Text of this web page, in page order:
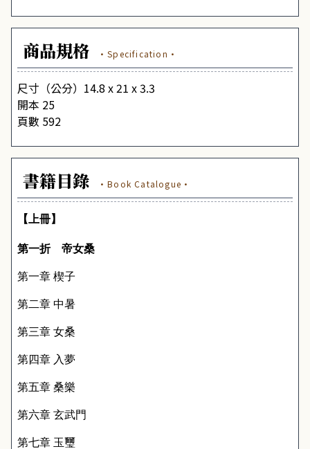
商品規格 ·Specification·
尺寸（公分）14.8 x 21 x 3.3
開本 25
頁數 592
書籍目錄 ·Book Catalogue·
【上冊】
第一折 帝女桑
第一章 楔子
第二章 中暑
第三章 女桑
第四章 入夢
第五章 桑樂
第六章 玄武門
第七章 玉璽